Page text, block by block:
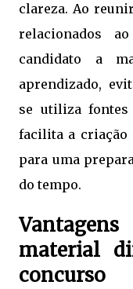
clareza. Ao
relacionados
candidato a
aprendizado,
se utiliza fontes
facilita a criação
para uma
do tempo.
material
concurso